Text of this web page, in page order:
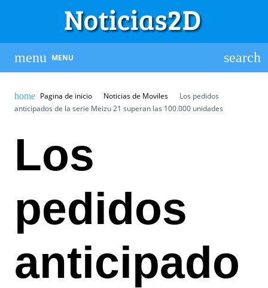
MENU
Pagina de inicio Noticias de Moviles
Los pedidos
anticipados de la serie Meizu 21 superan las 100.000 unidades
Los
pedidos
anticipado